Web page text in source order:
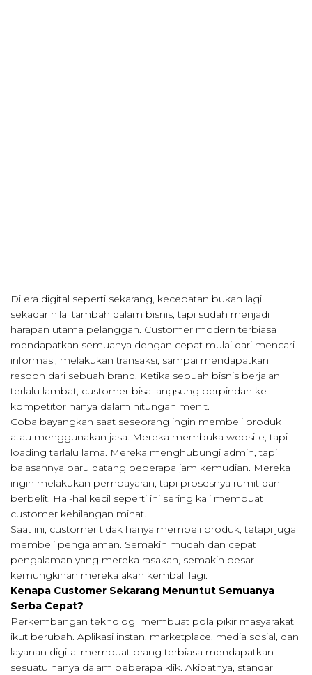
Di era digital seperti sekarang, kecepatan bukan lagi
sekadar nilai tambah dalam bisnis, tapi sudah menjadi
harapan utama pelanggan. Customer modern terbiasa
mendapatkan semuanya dengan cepat mulai dari mencari
informasi, melakukan transaksi, sampai mendapatkan
respon dari sebuah brand. Ketika sebuah bisnis berjalan
terlalu lambat, customer bisa langsung berpindah ke
kompetitor hanya dalam hitungan menit.
Coba bayangkan saat seseorang ingin membeli produk
atau menggunakan jasa. Mereka membuka website, tapi
loading terlalu lama. Mereka menghubungi admin, tapi
balasannya baru datang beberapa jam kemudian. Mereka
ingin melakukan pembayaran, tapi prosesnya rumit dan
berbelit. Hal-hal kecil seperti ini sering kali membuat
customer kehilangan minat.
Saat ini, customer tidak hanya membeli produk, tetapi juga
membeli pengalaman. Semakin mudah dan cepat
pengalaman yang mereka rasakan, semakin besar
kemungkinan mereka akan kembali lagi.
Kenapa Customer Sekarang Menuntut Semuanya
Serba Cepat?
Perkembangan teknologi membuat pola pikir masyarakat
ikut berubah. Aplikasi instan, marketplace, media sosial, dan
layanan digital membuat orang terbiasa mendapatkan
sesuatu hanya dalam beberapa klik. Akibatnya, standar